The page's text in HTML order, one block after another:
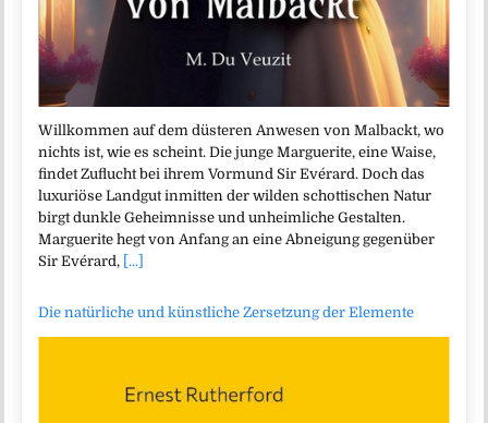
Willkommen auf dem düsteren Anwesen von Malbackt, wo
nichts ist, wie es scheint. Die junge Marguerite, eine Waise,
findet Zuflucht bei ihrem Vormund Sir Evérard. Doch das
luxuriöse Landgut inmitten der wilden schottischen Natur
birgt dunkle Geheimnisse und unheimliche Gestalten.
Marguerite hegt von Anfang an eine Abneigung gegenüber
Sir Evérard, [...]
Die natürliche und künstliche Zersetzung der Elemente